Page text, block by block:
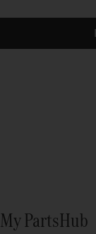
My PartsHub